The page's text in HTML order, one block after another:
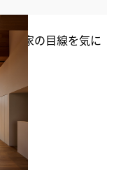
隣家の目線を気に